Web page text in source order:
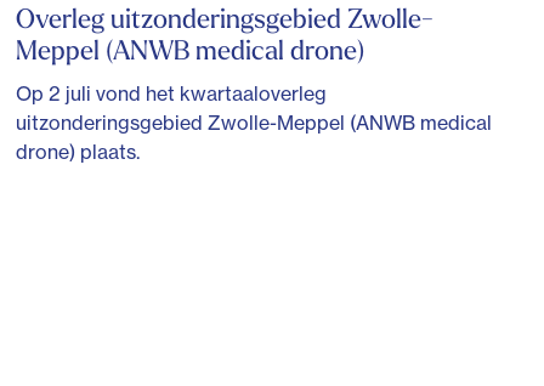
Overleg uitzonderingsgebied Zwolle-
Meppel (ANWB medical drone)
Op 2 juli vond het kwartaaloverleg
uitzonderingsgebied Zwolle-Meppel (ANWB medical
drone) plaats.